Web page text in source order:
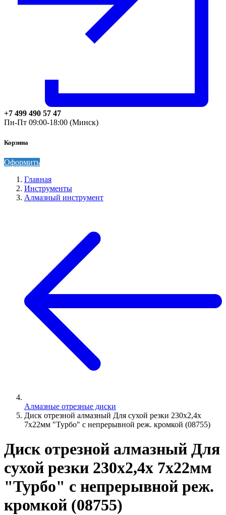
+7 499 490 57 47
Пн-Пт 09:00-18:00 (Минск)
Корзина
Оформить
Главная
Инструменты
Алмазный инструмент
Алмазные отрезные диски
Диск отрезной алмазный Для сухой резки 230х2,4х
7х22мм "Турбо" с непрерывной реж. кромкой (08755)
Диск отрезной алмазный Для
сухой резки 230х2,4х 7х22мм
"Турбо" с непрерывной реж.
кромкой (08755)